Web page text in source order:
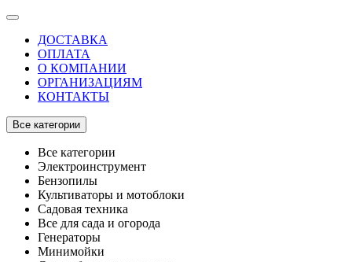
ДОСТАВКА
ОПЛАТА
О КОМПАНИИ
ОРГАНИЗАЦИЯМ
КОНТАКТЫ
Все категории
Все категории
Электроинструмент
Бензопилы
Культиваторы и мотоблоки
Садовая техника
Все для сада и огорода
Генераторы
Минимойки